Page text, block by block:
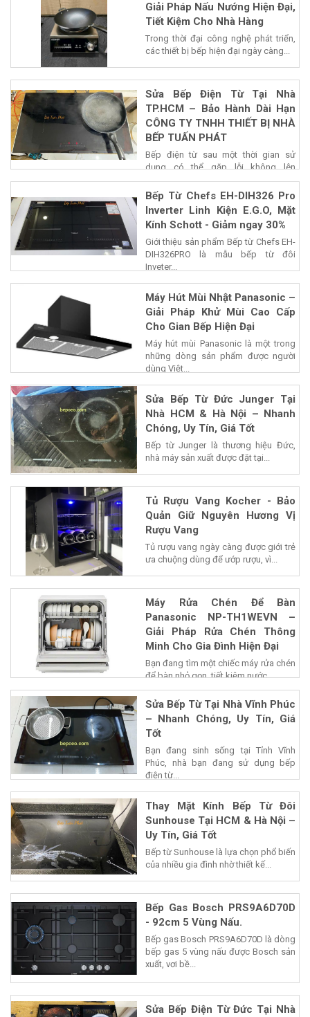
Giải Pháp Nấu Nướng Hiện Đại,
Tiết Kiệm Cho Nhà Hàng
Trong thời đại công nghệ phát triển,
các thiết bị bếp hiện đại ngày càng...
Sửa Bếp Điện Từ Tại Nhà
TP.HCM – Bảo Hành Dài Hạn
CÔNG TY TNHH THIẾT BỊ NHÀ
BẾP TUẤN PHÁT
Bếp điện từ sau một thời gian sử
dụng có thể gặp lỗi không lên
nguồn,...
Bếp Từ Chefs EH-DIH326 Pro
Inverter Linh Kiện E.G.O, Mặt
Kính Schott - Giảm ngay 30%
Giới thiệu sản phẩm Bếp từ Chefs EH-
DIH326PRO là mẫu bếp từ đôi
Inveter...
Máy Hút Mùi Nhật Panasonic –
Giải Pháp Khử Mùi Cao Cấp
Cho Gian Bếp Hiện Đại
Máy hút mùi Panasonic là một trong
những dòng sản phẩm được người
dùng Việt...
Sửa Bếp Từ Đức Junger Tại
Nhà HCM & Hà Nội – Nhanh
Chóng, Uy Tín, Giá Tốt
Bếp từ Junger là thương hiệu Đức,
nhà máy sản xuất được đặt tại...
Tủ Rượu Vang Kocher - Bảo
Quản Giữ Nguyên Hương Vị
Rượu Vang
Tủ rượu vang ngày càng được giới trẻ
ưa chuộng dùng để ướp rượu, vì...
Máy Rửa Chén Để Bàn
Panasonic NP-TH1WEVN –
Giải Pháp Rửa Chén Thông
Minh Cho Gia Đình Hiện Đại
Bạn đang tìm một chiếc máy rửa chén
để bàn nhỏ gọn, tiết kiệm nước...
Sửa Bếp Từ Tại Nhà Vĩnh Phúc
– Nhanh Chóng, Uy Tín, Giá
Tốt
Bạn đang sinh sống tại Tỉnh Vĩnh
Phúc, nhà bạn đang sử dụng bếp
điện từ...
Thay Mặt Kính Bếp Từ Đôi
Sunhouse Tại HCM & Hà Nội –
Uy Tín, Giá Tốt
Bếp từ Sunhouse là lựa chọn phổ biến
của nhiều gia đình nhờ thiết kế...
Bếp Gas Bosch PRS9A6D70D
- 92cm 5 Vùng Nấu.
Bếp gas Bosch PRS9A6D70D là dòng
bếp gas 5 vùng nấu được Bosch sản
xuất, vơi bề...
Sửa Bếp Điện Từ Đức Tại Nhà